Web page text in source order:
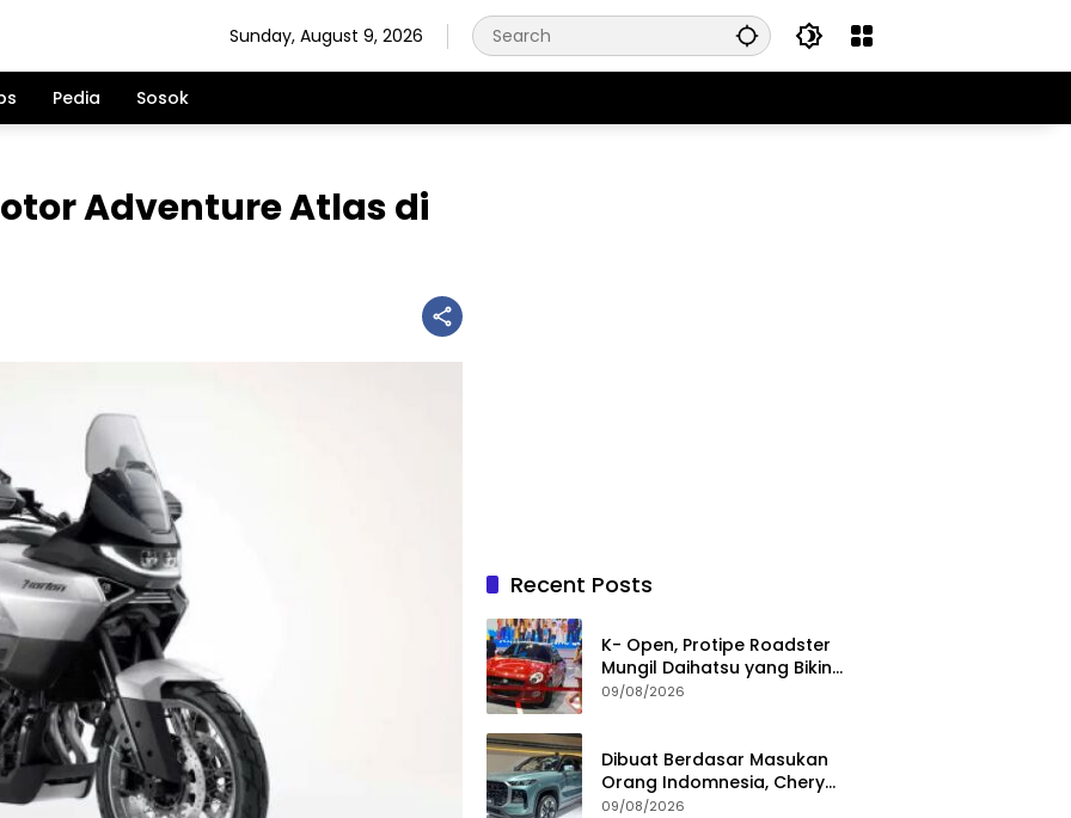
Sunday, August 9, 2026
Pedia Sosok
Adventure Atlas di
Recent Posts
K- Open, Protipe Roadster
Mungil Daihatsu yang Bikin
Pengunjung GIIAS 2026
09/08/2026
Dibuat Berdasar Masukan
Orang Indomnesia, Chery
Tiggo V Meluncur di RI Kuartal
09/08/2026